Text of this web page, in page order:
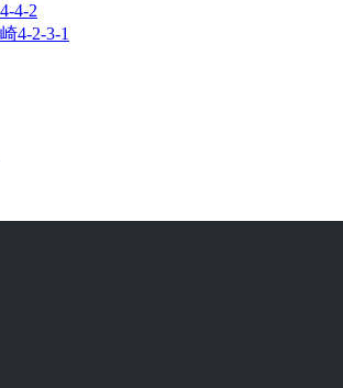
4-4-2
4-2-3-1